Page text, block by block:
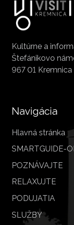
Kultúrne a
Štefánikovo
967 01 Kremnica
Navigácia
Hlavná stránka
SMARTGUIDE-
POZNÁVAJTE
RELAXUJTE
PODUJATIA
SLUŽBY